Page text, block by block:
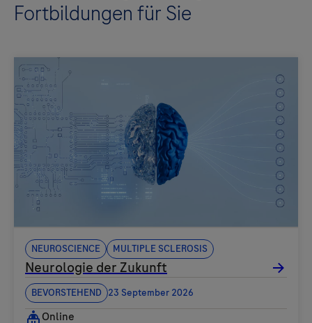
Fortbildungen für Sie
Neuroscience Multiple sclerosis